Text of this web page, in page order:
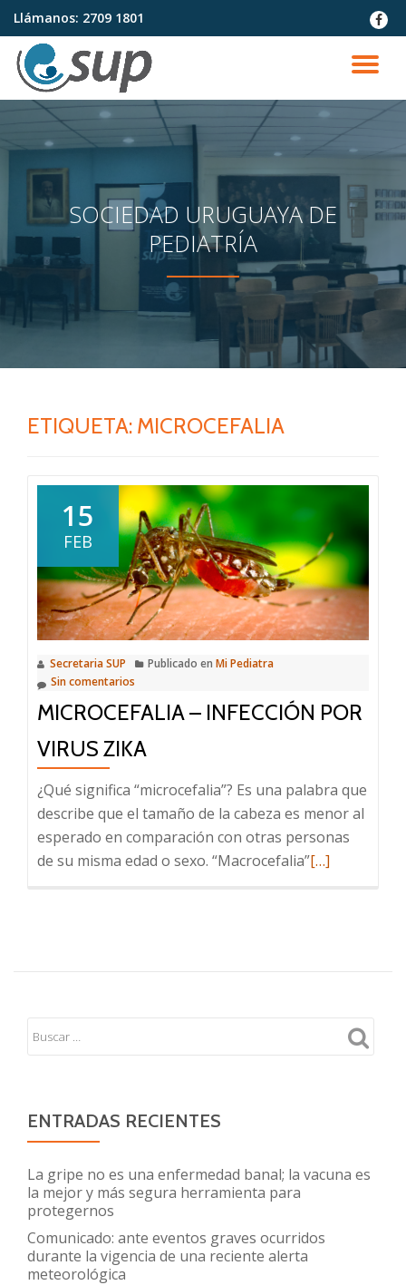
Saltar
contenido
Llámanos: 2709 1801
fa-
SOCIEDAD URUGUAYA DE
PEDIATRÍA
ETIQUETA: MICROCEFALIA
15
FEB
Secretaria SUP Publicado en Mi Pediatra
Sin comentarios
MICROCEFALIA – INFECCIÓN POR
VIRUS ZIKA
¿Qué significa “microcefalia”? Es una palabra que
describe que el tamaño de la cabeza es menor al
esperado en comparación con otras personas
de su misma edad o sexo. “Macrocefalia”Leer
Infección
virus
[…]
ENTRADAS RECIENTES
La gripe no es una enfermedad banal; la vacuna es
la mejor y más segura herramienta para
protegernos
Comunicado: ante eventos graves ocurridos
durante la vigencia de una reciente alerta
meteorológica